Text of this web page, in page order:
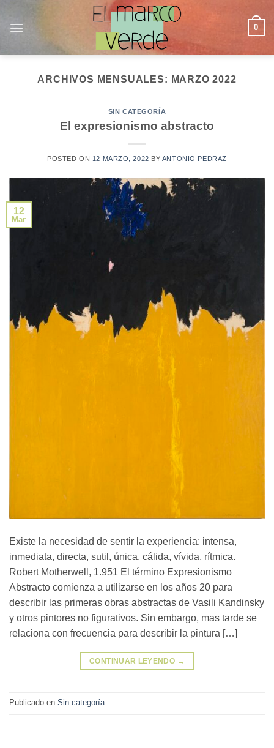
0
ARCHIVOS MENSUALES: MARZO 2022
SIN CATEGORÍA
El expresionismo abstracto
POSTED ON 12 MARZO, 2022 BY ANTONIO PEDRAZ
12
Mar
Existe la necesidad de sentir la experiencia: intensa,
inmediata, directa, sutil, única, cálida, vívida, rítmica.
Robert Motherwell, 1.951 El término Expresionismo
Abstracto comienza a utilizarse en los años 20 para
describir las primeras obras abstractas de Vasili Kandinsky
y otros pintores no figurativos. Sin embargo, mas tarde se
relaciona con frecuencia para describir la pintura […]
CONTINUAR LEYENDO →
Publicado en Sin categoría